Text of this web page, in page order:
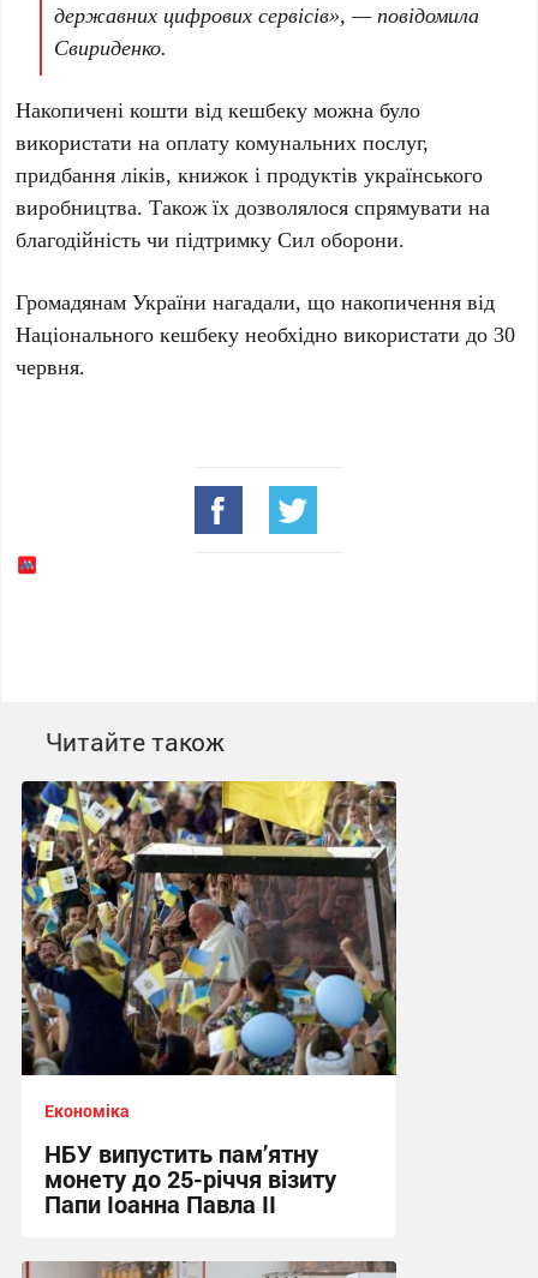
державних цифрових сервісів», — повідомила
Свириденко.
Накопичені кошти від кешбеку можна було
використати на оплату комунальних послуг,
придбання ліків, книжок і продуктів українського
виробництва. Також їх дозволялося спрямувати на
благодійність чи підтримку Сил оборони.
Громадянам України нагадали, що накопичення від
Національного кешбеку необхідно використати до30
червня.
Читайте також
Економіка
НБУ випустить пам’ятну
монету до 25-річчя візиту
Папи Іоанна Павла ІІ